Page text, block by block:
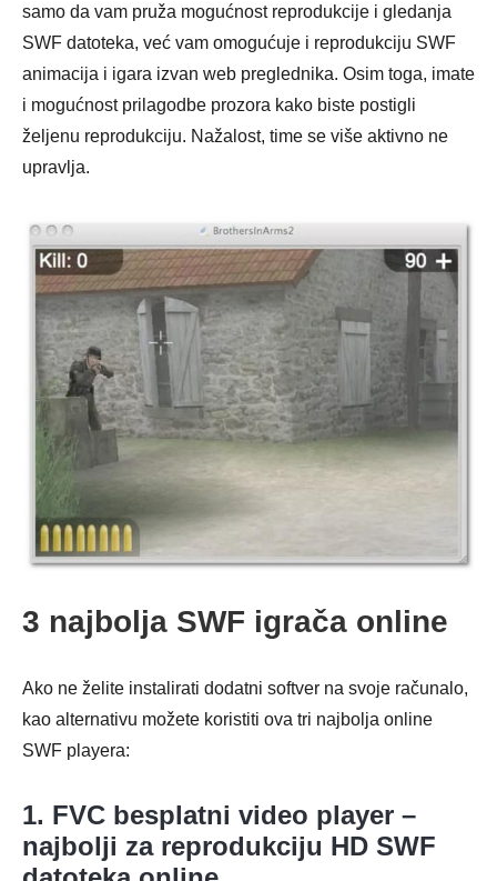
samo da vam pruža mogućnost reprodukcije i gledanja
SWF datoteka, već vam omogućuje i reprodukciju SWF
animacija i igara izvan web preglednika. Osim toga, imate
i mogućnost prilagodbe prozora kako biste postigli
željenu reprodukciju. Nažalost, time se više aktivno ne
upravlja.
3 najbolja SWF igrača online
Ako ne želite instalirati dodatni softver na svoje računalo,
kao alternativu možete koristiti ova tri najbolja online
SWF playera:
1. FVC besplatni video player –
najbolji za reprodukciju HD SWF